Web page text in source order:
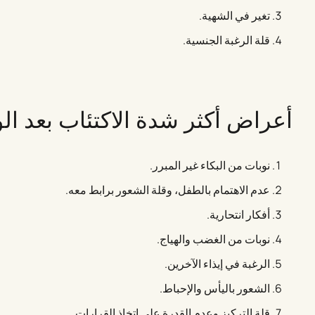
تغير في الشهية.
قلة الرغبة الجنسية.
أعراض أكثر شدة الاكتئاب بعد
نوبات من البكاء غير المبرر.
عدم الاهتمام بالطفل، وقلة الشعور برابط معه.
أفكار انتحارية.
نوبات من الغضب والهياج.
الرغبة في إيذاء الآخرين.
الشعور باليأس والإحباط.